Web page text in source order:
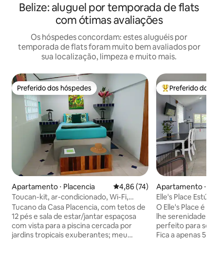
Belize: aluguel por temporada de flats
com ótimas avaliações
Os hóspedes concordam: estes aluguéis por
temporada de flats foram muito bem avaliados por
sua localização, limpeza e muito mais.
Preferido dos hóspedes
Preferido dos hóspedes
Apartamento ⋅ Placencia 4,86 de uma avaliação média
4,86 (74)
Toucan-kit, ar-condicionado, Wi-Fi,
bicicleta, jardins tropicais, piscina
Tucano da Casa Placencia, com tetos de
12 pés e sala de estar/jantar espaçosa
com vista para a piscina cercada por
jardins tropicais exuberantes; meu
Entre os
Preferido dos
Apartamento ⋅
Elle's Place
O Elle's Place é
lhe serenidade e
perfeito para se
Fica a apenas 5